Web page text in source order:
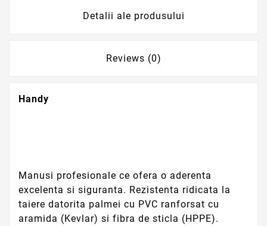
Detalii ale produsului
Reviews (0)
Handy
Manusi profesionale ce ofera o aderenta
excelenta si siguranta. Rezistenta ridicata la
taiere datorita palmei cu PVC ranforsat cu
aramida (Kevlar) si fibra de sticla (HPPE).